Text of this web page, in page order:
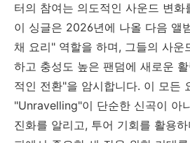
터의 참여는 의도적인 사운드 변
이 싱글은 2026년에 나올 다음 앨
채 요리" 역할을 하며, 그들의 사운
하고 충성도 높은 팬덤에 새로운
적인 전환"을 암시합니다. 이 모든
"Unravelling"이 단순한 신곡이 아
진화를 알리고, 투어 기회를 활용하